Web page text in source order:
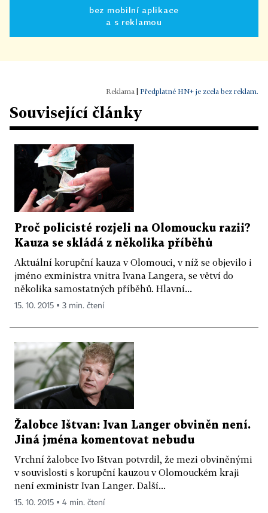
bez mobilní aplikace
a s reklamou
Předplatné HN+ je zcela bez reklam.
Související články
Proč policisté rozjeli na Olomoucku razii?
Kauza se skládá z několika příběhů
Aktuální korupční kauza v Olomouci, v níž se objevilo i
jméno exministra vnitra Ivana Langera, se větví do
několika samostatných příběhů. Hlavní...
15. 10. 2015 ▪ 3 min. čtení
Žalobce Ištvan: Ivan Langer obviněn není.
Jiná jména komentovat nebudu
Vrchní žalobce Ivo Ištvan potvrdil, že mezi obviněnými
v souvislosti s korupční kauzou v Olomouckém kraji
není exministr Ivan Langer. Další...
15. 10. 2015 ▪ 4 min. čtení